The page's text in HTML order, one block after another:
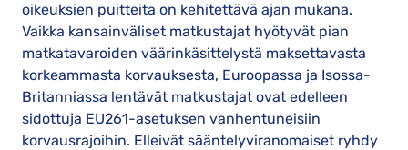
oikeuksien puitteita on kehitettävä ajan mukana.
Vaikka kansainväliset matkustajat hyötyvät pian
matkatavaroiden väärinkäsittelystä maksettavasta
korkeammasta korvauksesta, Euroopassa ja Isossa-
Britanniassa lentävät matkustajat ovat edelleen
sidottuja EU261-asetuksen vanhentuneisiin
korvausrajoihin. Elleivät sääntelyviranomaiset ryhdy